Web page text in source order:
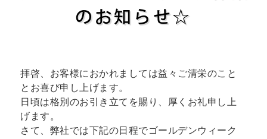
のお知らせ☆
拝啓、お客様におかれましては益々ご清栄のこと
とお喜び申し上げます。
日頃は格別のお引き立てを賜り、厚くお礼申し上
げます。
さて、弊社では下記の日程でゴールデンウィーク